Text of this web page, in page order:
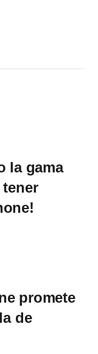
la gama
promete
de